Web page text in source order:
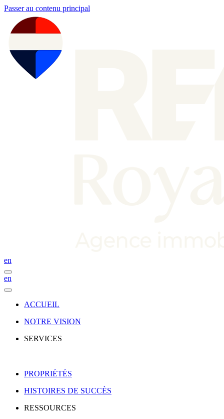
Passer au contenu principal
en
en
ACCUEIL
NOTRE VISION
SERVICES
PROPRIÉTÉS
HISTOIRES DE SUCCÈS
RESSOURCES